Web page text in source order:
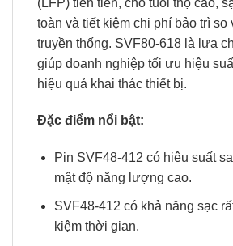
toàn và tiết kiệm chi phí bảo trì so
truyền thống. SVF80-618 là lựa
giúp doanh nghiệp tối ưu hiệu
hiệu quả khai thác thiết bị.
Đặc điểm nổi bật:
Pin SVF48-412 có hiệu suất
mật độ năng lượng cao.
SVF48-412 có khả năng sạc
kiệm thời gian.